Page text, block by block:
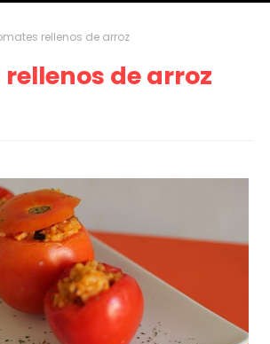
rellenos de arroz
de arroz